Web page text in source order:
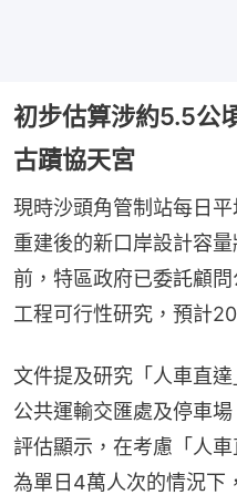
初步估算涉約5.5公
古蹟協天宮
現時沙頭角管制站每日
重建後的新口岸設計容
前，特區政府已委託顧
工程可行性研究，預計
文件提及研究「人車直
公共運輸交匯處及停車
評估顯示，在考慮「人
為單日4萬人次的情況下